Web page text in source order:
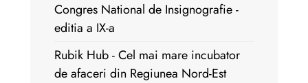
Congres National de Insignografie -
editia a IX-a
Rubik Hub - Cel mai mare incubator
de afaceri din Regiunea Nord-Est